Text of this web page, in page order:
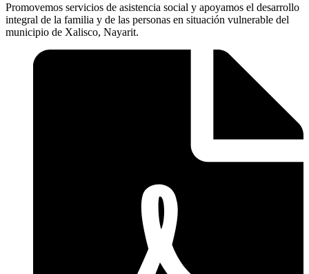
Promovemos servicios de asistencia social y apoyamos el desarrollo
integral de la familia y de las personas en situación vulnerable del
municipio de Xalisco, Nayarit.